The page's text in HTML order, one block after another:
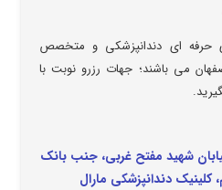
حرفه ای دندانپزشکی و متخصص
می باشند؛ جهات رزرو نوبت با
شهید مفتح غربی، جنب بانک
دندانپزشکی مارال